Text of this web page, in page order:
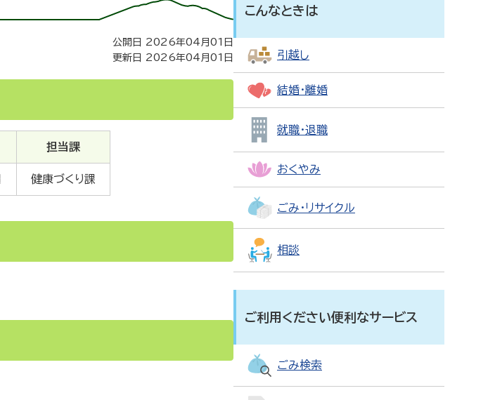
公開日 2026年04月01日
更新日 2026年04月01日
担当課
健康づくり課
こんなときは
引越し
結婚・離婚
就職・退職
おくやみ
ごみ・リサイクル
相談
ご利用ください便利なサービス
ごみ検索